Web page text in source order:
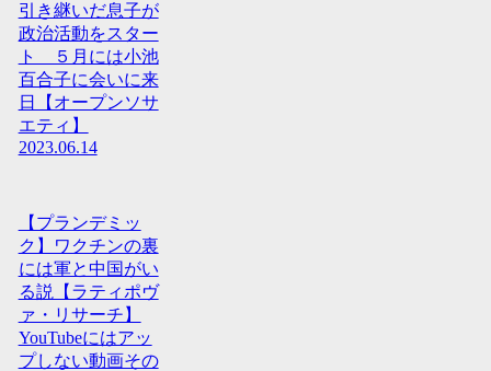
引き継いだ息子が
政治活動をスター
ト ５月には小池
百合子に会いに来
日【オープンソサ
エティ】
2023.06.14
【プランデミッ
ク】ワクチンの裏
には軍と中国がい
る説【ラティポヴ
ァ・リサーチ】
YouTubeにはアッ
プしない動画その